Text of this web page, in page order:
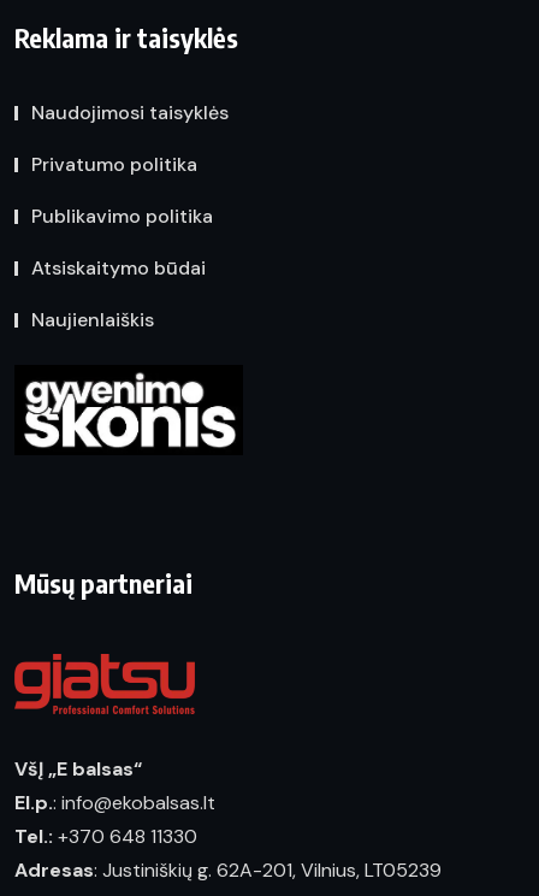
Reklama ir taisyklės
Naudojimosi taisyklės
Privatumo politika
Publikavimo politika
Atsiskaitymo būdai
Naujienlaiškis
Mūsų partneriai
VšĮ „E balsas“
El.p.: info@ekobalsas.lt
Tel.: +370 648 11330
Adresas: Justiniškių g. 62A-201, Vilnius, LT05239